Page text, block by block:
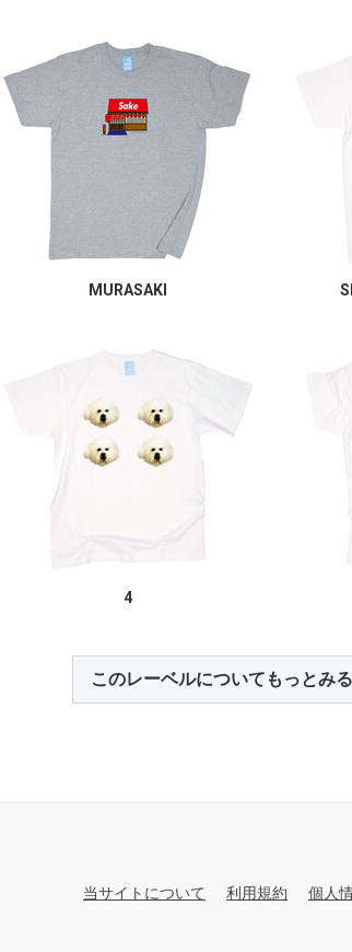
MURASAKI
4
このレーベルについてもっとみる
当サイトについて 利用規約 個人